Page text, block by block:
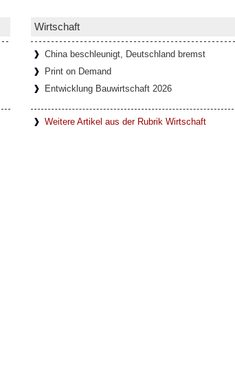
Wirtschaft
China beschleunigt, Deutschland bremst
Print on Demand
Entwicklung Bauwirtschaft 2026
Weitere Artikel aus der Rubrik Wirtschaft